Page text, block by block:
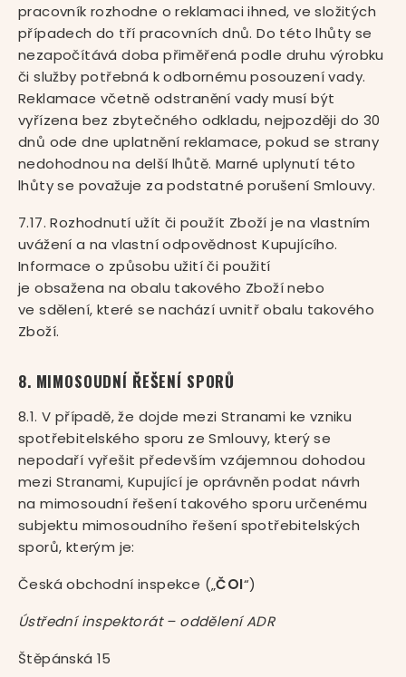
pracovník rozhodne o reklamaci ihned, ve složitých
případech do tří pracovních dnů. Do této lhůty se
nezapočítává doba přiměřená podle druhu výrobku
či služby potřebná k odbornému posouzení vady.
Reklamace včetně odstranění vady musí být
vyřízena bez zbytečného odkladu, nejpozději do 30
dnů ode dne uplatnění reklamace, pokud se strany
nedohodnou na delší lhůtě. Marné uplynutí této
lhůty se považuje za podstatné porušení Smlouvy.
7.17. Rozhodnutí užít či použít Zboží je na vlastním
uvážení a na vlastní odpovědnost Kupujícího.
Informace o způsobu užití či použití
je obsažena na obalu takového Zboží nebo
ve sdělení, které se nachází uvnitř obalu takového
Zboží.
8. MIMOSOUDNÍ ŘEŠENÍ SPORŮ
8.1. V případě, že dojde mezi Stranami ke vzniku
spotřebitelského sporu ze Smlouvy, který se
nepodaří vyřešit především vzájemnou dohodou
mezi Stranami, Kupující je oprávněn podat návrh
na mimosoudní řešení takového sporu určenému
subjektu mimosoudního řešení spotřebitelských
sporů, kterým je:
Česká obchodní inspekce („ČOI“)
Ústřední inspektorát – oddělení ADR
Štěpánská 15